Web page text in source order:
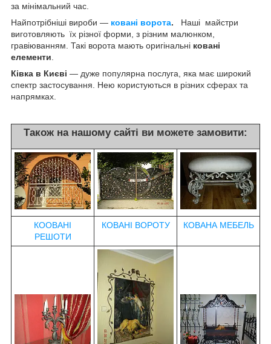
за мінімальний час.
Найпотрібніші вироби — ковані ворота. Наші майстри
виготовляють їх різної форми, з різним малюнком,
гравіюванням. Такі ворота мають оригінальні ковані
елементи
Ківка в Києві — дуже популярна послуга, яка має широкий
спектр застосування. Нею користуються в різних сферах та
напрямках.
Також на нашому сайті ви можете замовити:
КООВАНІ
РЕШОТИ
КОВАНІ ВОРОТУ КОВАНА МЕБЕЛЬ